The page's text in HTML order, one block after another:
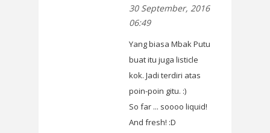
30 September, 2016
06:49
Yang biasa Mbak Putu
buat itu juga listicle
kok. Jadi terdiri atas
poin-poin gitu. :)
So far ... soooo liquid!
And fresh! :D